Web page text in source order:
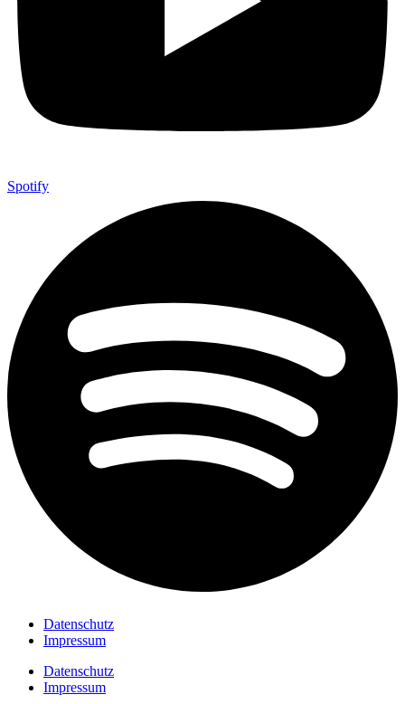
Spotify
Datenschutz
Impressum
Datenschutz
Impressum